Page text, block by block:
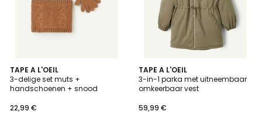
TAPE A L'OEIL
3-delige set muts +
handschoenen + snood
22,99 €
5
/
5
2
Kleuren
TAPE A L'OEIL
3-in-1 parka met uitneembaar
omkeerbaar vest
59,99 €